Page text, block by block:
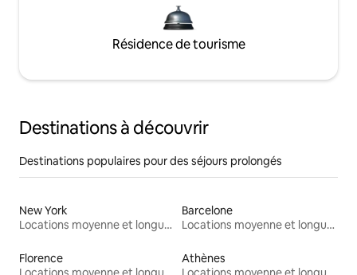
Résidence de tourisme
Destinations à découvrir
Destinations populaires pour des séjours prolongés
New York
Locations moyenne et longue durée
Barcelone
Locations moyenne et longue durée
Florence
Athènes